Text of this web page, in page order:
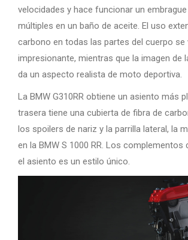
velocidades y hace funcionar un
múltiples en un baño de aceite. El uso
carbono en todas las partes del cuerpo se
impresionante, mientras que la imagen de la
da un aspecto realista de moto deportiva.
La BMW G310RR obtiene un asiento más
trasera tiene una cubierta de fibra de
los spoilers de nariz y la parrilla lateral, la
en la BMW S 1000 RR. Los complementos
el asiento es un estilo único.